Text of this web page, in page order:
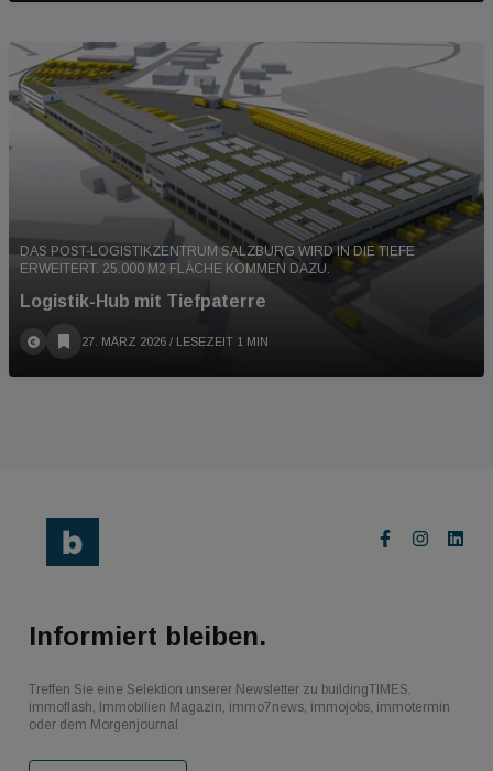
DAS POST-LOGISTIKZENTRUM SALZBURG WIRD IN DIE TIEFE
ERWEITERT. 25.000 M2 FLÄCHE KOMMEN DAZU.
Logistik-Hub mit Tiefpaterre
27. MÄRZ 2026 / LESEZEIT 1 MIN
Informiert bleiben.
Treffen Sie eine Selektion unserer Newsletter zu buildingTIMES,
immoflash, Immobilien Magazin, immo7news, immojobs, immotermin
oder dem Morgenjournal